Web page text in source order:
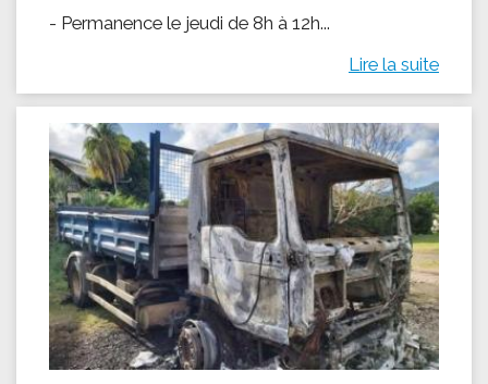
- Permanence le jeudi de 8h à 12h...
Lire la suite